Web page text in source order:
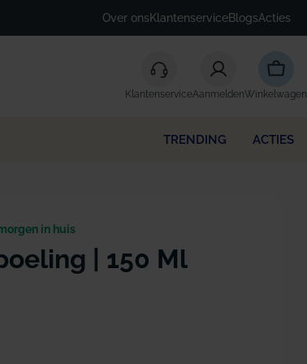
Over onsKlantenserviceBlogsActies
KlantenserviceAanmeldenWinkelwagen
TRENDING ACTIES
in huis
| 150 Ml